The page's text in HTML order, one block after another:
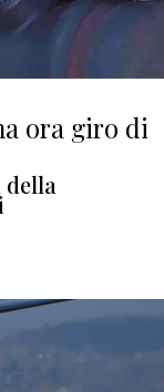
ora giro di